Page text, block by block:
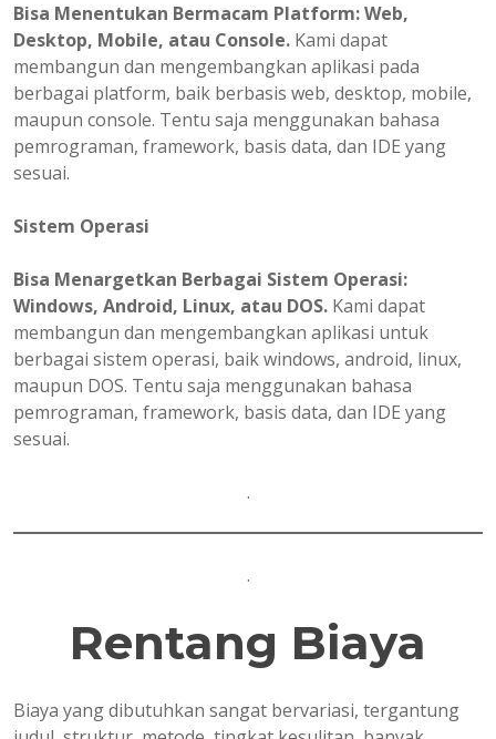
Bisa Menentukan Bermacam Platform: Web,
Desktop, Mobile, atau Console. Kami dapat
membangun dan mengembangkan aplikasi pada
berbagai platform, baik berbasis web, desktop, mobile,
maupun console. Tentu saja menggunakan bahasa
pemrograman, framework, basis data, dan IDE yang
sesuai.
Sistem Operasi
Bisa Menargetkan Berbagai Sistem Operasi:
Windows, Android, Linux, atau DOS. Kami dapat
membangun dan mengembangkan aplikasi untuk
berbagai sistem operasi, baik windows, android, linux,
maupun DOS. Tentu saja menggunakan bahasa
pemrograman, framework, basis data, dan IDE yang
sesuai.
.
.
Rentang Biaya
Biaya yang dibutuhkan sangat bervariasi, tergantung